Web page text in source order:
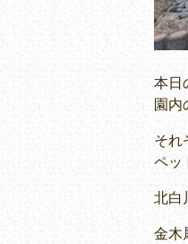
本日
園内
それ
ペッ
北白
金木